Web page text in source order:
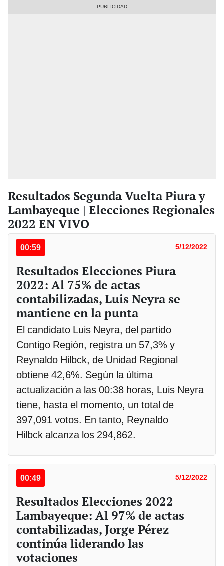
Resultados Segunda Vuelta Piura y
Lambayeque | Elecciones Regionales
2022 EN VIVO
00:59 5/12/2022
Resultados Elecciones Piura
2022: Al 75% de actas
contabilizadas, Luis Neyra se
mantiene en la punta
El candidato Luis Neyra, del partido
Contigo Región, registra un 57,3% y
Reynaldo Hilbck, de Unidad Regional
obtiene 42,6%. Según la última
actualización a las 00:38 horas, Luis Neyra
tiene, hasta el momento, un total de
397,091 votos. En tanto, Reynaldo
Hilbck alcanza los 294,862.
00:49 5/12/2022
Resultados Elecciones 2022
Lambayeque: Al 97% de actas
contabilizadas, Jorge Pérez
continúa liderando las
votaciones